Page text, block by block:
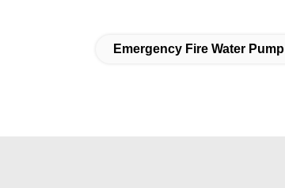
Emergency Fire Water